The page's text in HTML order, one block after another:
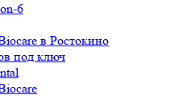
6
в Ростокино
под ключ